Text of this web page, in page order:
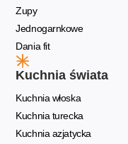
Zupy
Jednogarnkowe
Dania fit
Kuchnia świata
Kuchnia włoska
Kuchnia turecka
Kuchnia azjatycka